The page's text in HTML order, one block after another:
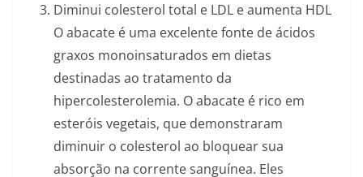
Diminui colesterol total e LDL e aumenta HDL
O abacate é uma excelente fonte de ácidos
graxos monoinsaturados em dietas
destinadas ao tratamento da
hipercolesterolemia. O abacate é rico em
esteróis vegetais, que demonstraram
diminuir o colesterol ao bloquear sua
absorção na corrente sanguínea. Eles